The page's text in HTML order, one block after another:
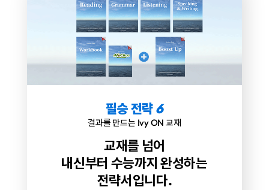
필승 전략6
결과를 만드는 Ivy ON 교재
교재를 넘어
내신부터 수능까지 완성하는
전략서입니다.